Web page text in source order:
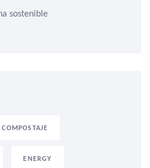
sostenible
COMPOSTAJE
ENERGY